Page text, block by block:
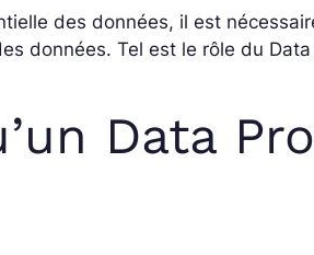
des données, il est
données. Tel est le rôle du
Data